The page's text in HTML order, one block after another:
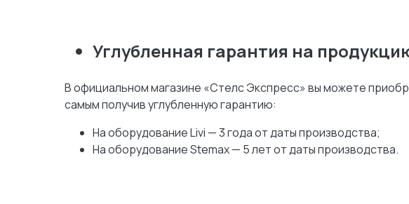
Углубленная гарантия на
В официальном магазине «Стелс Экспресс» вы можете
самым получив углубленную гарантию:
На оборудование Livi — 3 года от даты производства;
На оборудование Stemax — 5 лет от даты производства.